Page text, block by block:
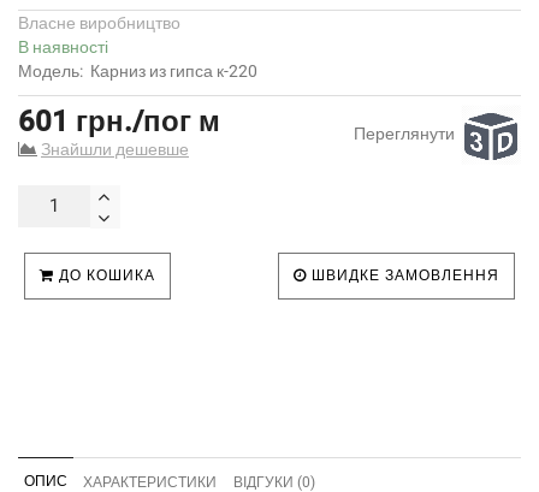
Власне виробництво
В наявності
Модель: Карниз из гипса к-220
601 грн./пог м
Знайшли дешевше
Переглянути
ДО КОШИКА ШВИДКЕ ЗАМОВЛЕННЯ
ОПИС ХАРАКТЕРИСТИКИ ВІДГУКИ (0)